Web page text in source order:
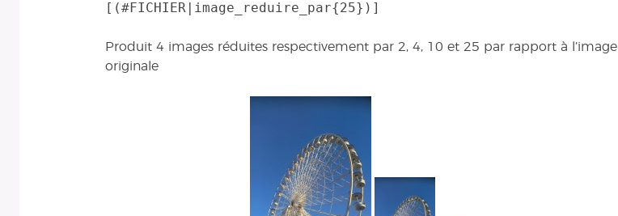
Produit 4 images réduites respectivement par 2, 4, 10 et 25 par rapport à l’image
originale